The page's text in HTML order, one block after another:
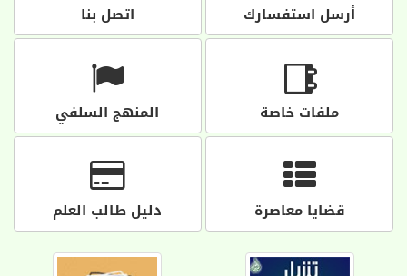
أرسل استفسارك اتصل بنا
ملفات خاصة المنهج السلفي
قضايا معاصرة دليل طالب العلم